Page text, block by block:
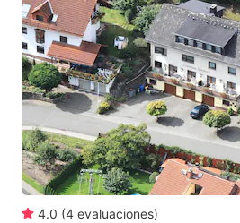
4.0 (4 evaluaciones)